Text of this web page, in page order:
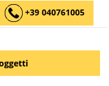
+39 040761005